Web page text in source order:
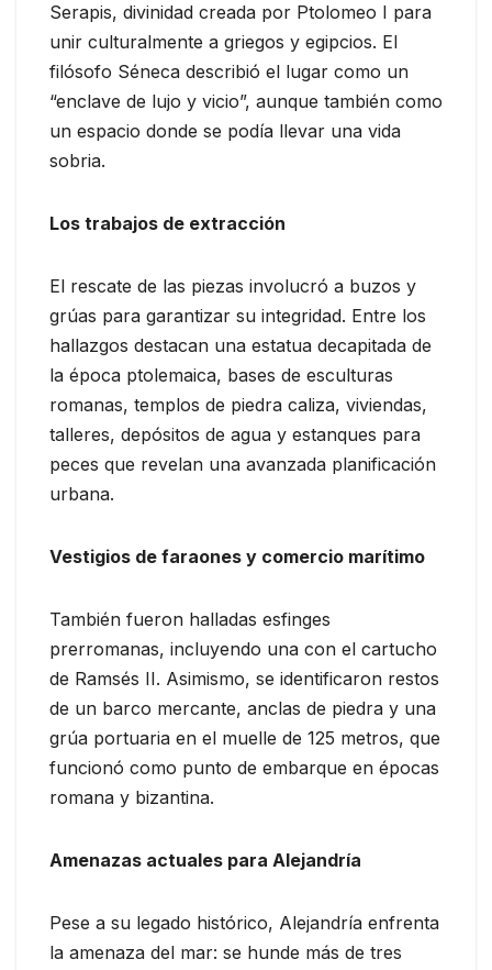
Serapis, divinidad creada por Ptolomeo I para
unir culturalmente a griegos y egipcios. El
filósofo Séneca describió el lugar como un
“enclave de lujo y vicio”, aunque también como
un espacio donde se podía llevar una vida
sobria.
Los trabajos de extracción
El rescate de las piezas involucró a buzos y
grúas para garantizar su integridad. Entre los
hallazgos destacan una estatua decapitada de
la época ptolemaica, bases de esculturas
romanas, templos de piedra caliza, viviendas,
talleres, depósitos de agua y estanques para
peces que revelan una avanzada planificación
urbana.
Vestigios de faraones y comercio marítimo
También fueron halladas esfinges
prerromanas, incluyendo una con el cartucho
de Ramsés II. Asimismo, se identificaron restos
de un barco mercante, anclas de piedra y una
grúa portuaria en el muelle de 125 metros, que
funcionó como punto de embarque en épocas
romana y bizantina.
Amenazas actuales para Alejandría
Pese a su legado histórico, Alejandría enfrenta
la amenaza del mar: se hunde más de tres